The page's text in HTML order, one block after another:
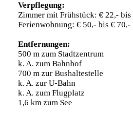
Verpflegung:
Zimmer mit Frühstück: € 22,- bis
Ferienwohnung: € 50,- bis €
Entfernungen:
500 m zum Stadtzentrum
k. A. zum Bahnhof
700 m zur Bushaltestelle
k. A. zur U-Bahn
k. A. zum Flugplatz
1,6 km zum See